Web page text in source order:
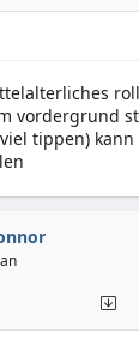
vordergrund
tippen) kann